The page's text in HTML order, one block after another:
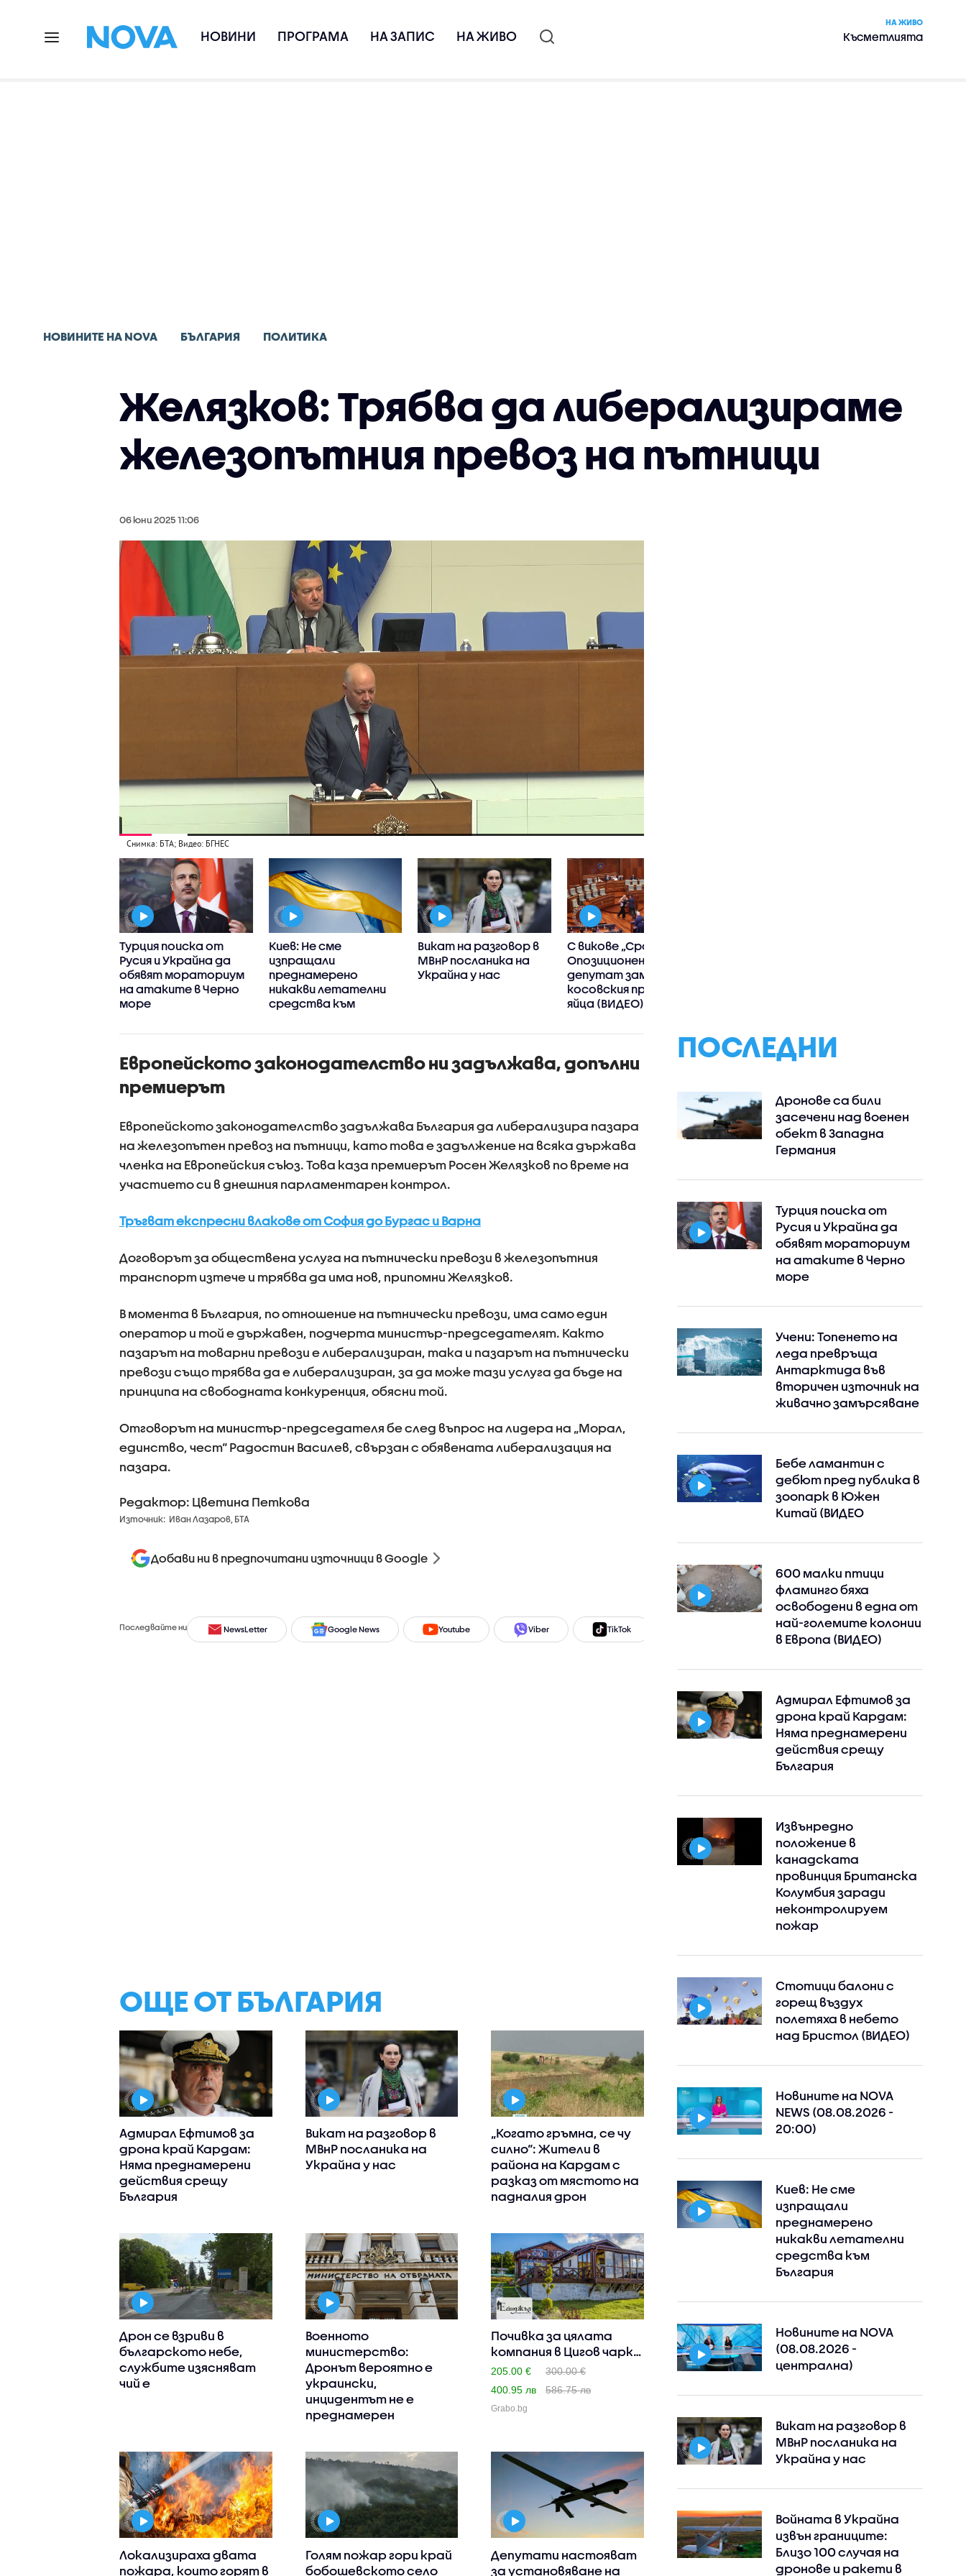
НОВИНИ ПРОГРАМА НА ЗАПИС НА ЖИВО
НА ЖИВО
Късметлията
НОВИНИТЕ НА NOVA БЪЛГАРИЯ ПОЛИТИКА
Желязков: Трябва да либерализираме
железопътния превоз на пътници
06 юни 2025 11:06
Снимка: БТА; Видео: БГНЕС
Турция поиска от
Русия и Украйна да
обявят мораториум
на атаките в Черно
море
Киев: Не сме
изпращали
преднамерено
никакви летателни
средства към
Викат на разговор в
МВнР посланика на
Украйна у нас
С викове „Срам!“:
Опозиционен
депутат замери
косовския премиер с
яйца (ВИДЕО)
Европейското законодателство ни задължава, допълни
премиерът
Европейското законодателство задължава България да либерализира пазара
на железопътен превоз на пътници, като това е задължение на всяка държава
членка на Европейския съюз. Това каза премиерът Росен Желязков по време на
участието си в днешния парламентарен контрол.
Тръгват експресни влакове от София до Бургас и Варна
Договорът за обществена услуга на пътнически превози в железопътния
транспорт изтече и трябва да има нов, припомни Желязков.
В момента в България, по отношение на пътнически превози, има само един
оператор и той е държавен, подчерта министър-председателят. Както
пазарът на товарни превози е либерализиран, така и пазарът на пътнически
превози също трябва да е либерализиран, за да може тази услуга да бъде на
принципа на свободната конкуренция, обясни той.
Отговорът на министър-председателя бе след въпрос на лидера на „Морал,
единство, чест“ Радостин Василев, свързан с обявената либерализация на
пазара.
Редактор: Цветина Петкова
Източник: Иван Лазаров, БТА
Добави ни в предпочитани източници в Google
Последвайте ни NewsLetter Google News Youtube Viber TikTok Facebook
ОЩЕ ОТ БЪЛГАРИЯ
Адмирал Ефтимов за
дрона край Кардам:
Няма преднамерени
действия срещу
България
Викат на разговор в
МВнР посланика на
Украйна у нас
„Когато гръмна, се чу
силно“: Жители в
района на Кардам с
разказ от мястото на
падналия дрон
Дрон се взриви в
българското небе,
службите изясняват
чий е
Военното
министерство:
Дронът вероятно е
украински,
инцидентът не е
преднамерен
Почивка за цялата
компания в Цигов чарк:
Нощ..
205.00 €
300.00 €
400.95 лв
586.75 лв
Grabo.bg
Локализираха двата
пожара, които горят в
Голям пожар гори край
бобошевското село
Депутати настояват
за установяване на
ПОСЛЕДНИ
Дронове са били
засечени над военен
обект в Западна
Германия
Турция поиска от
Русия и Украйна да
обявят мораториум
на атаките в Черно
море
Учени: Топенето на
леда превръща
Антарктида във
вторичен източник на
живачно замърсяване
Бебе ламантин с
дебют пред публика в
зоопарк в Южен
Китай (ВИДЕО
600 малки птици
фламинго бяха
освободени в една от
най-големите колонии
в Европа (ВИДЕО)
Адмирал Ефтимов за
дрона край Кардам:
Няма преднамерени
действия срещу
България
Извънредно
положение в
канадската
провинция Британска
Колумбия заради
неконтролируем
пожар
Стотици балони с
горещ въздух
полетяха в небето
над Бристол (ВИДЕО)
Новините на NOVA
NEWS (08.08.2026 -
20:00)
Киев: Не сме
изпращали
преднамерено
никакви летателни
средства към
България
Новините на NOVA
(08.08.2026 -
централна)
Викат на разговор в
МВнР посланика на
Украйна у нас
Войната в Украйна
извън границите:
Близо 100 случая на
дронове и ракети в